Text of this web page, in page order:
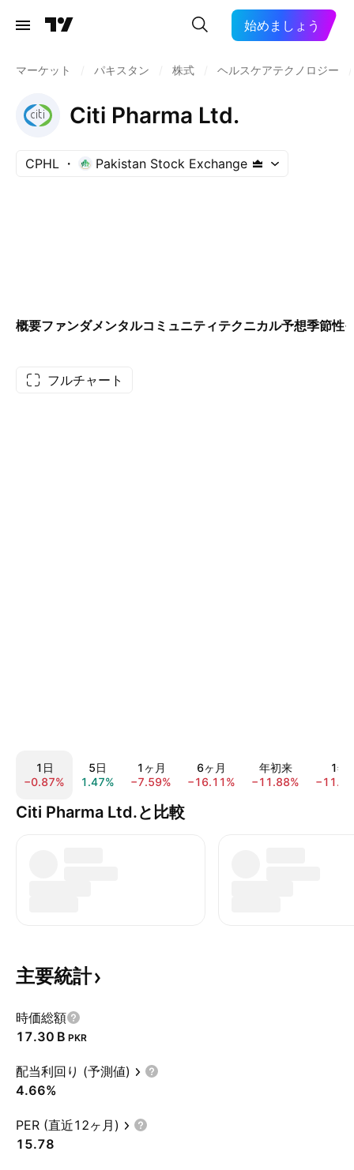
始めましょう
マーケット パキスタン 株式 ヘルスケアテクノロジー
Citi Pharma Ltd.
CPHL Pakistan Stock Exchange
概要ファンダメンタルコミュニティテクニカル予想季節性
フルチャート
1日
−0.87%
5日
1.47%
1ヶ月
−7.59%
6ヶ月
−16.11%
年初来
−11.88%
1年
Citi Pharma Ltd.と比較
主要統計
時価総額
‪17.30 B‬ PKR
配当利回り (予測値)
4.66%
PER (直近12ヶ月)
15.78